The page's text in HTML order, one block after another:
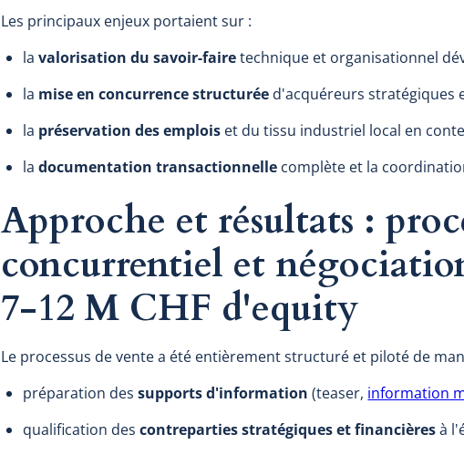
Les principaux enjeux portaient sur :
lavalorisation du savoir-fairetechnique et organisationnel
la mise en concurrence structurée d'acquéreurs stratégiques
la préservation des emplois et du tissu industriel local en
ladocumentation transactionnelle complète et la
Approche et résultats :
concurrentiel et
7-12 M CHF d'equity
Le processus de vente a été entièrement structuré et piloté de
préparation dessupports d'information (teaser, information
qualification descontreparties stratégiques et financièresà